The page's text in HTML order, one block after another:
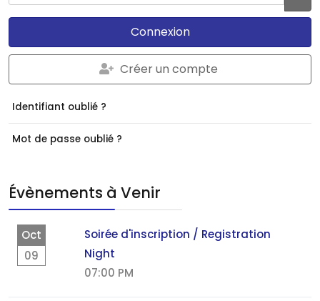
Connexion
Créer un compte
Identifiant oublié ?
Mot de passe oublié ?
Évènements à Venir
Oct
09
Soirée d'inscription / Registration
Night
07:00 PM